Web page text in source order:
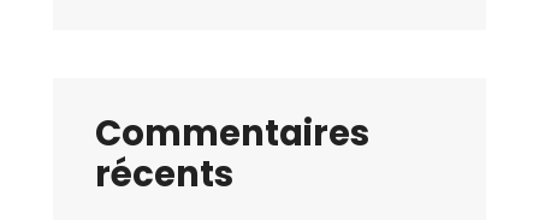
Commentaires
récents